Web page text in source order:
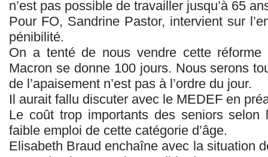
n’est pas possible de travailler jusqu’à 65
Pour FO, Sandrine Pastor, intervient sur
pénibilité.
On a tenté de nous vendre cette
Macron se donne 100 jours. Nous serons
de l’apaisement n’est pas à l’ordre du jour.
Il aurait fallu discuter avec le MEDEF en
Le coût trop importants des seniors
faible emploi de cette catégorie d’âge.
Elisabeth Braud enchaîne avec la situation